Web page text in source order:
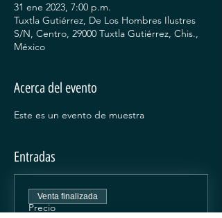
31 ene 2023, 7:00 p.m.
Tuxtla Gutiérrez, De Los Hombres Ilustres
S/N, Centro, 29000 Tuxtla Gutiérrez, Chis.,
México
Acerca del evento
Este es un evento de muestra
Entradas
Precio
Venta finalizada